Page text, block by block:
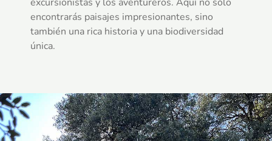
encontrarás paisajes impresionantes, sino
también una rica historia y una biodiversidad
única.